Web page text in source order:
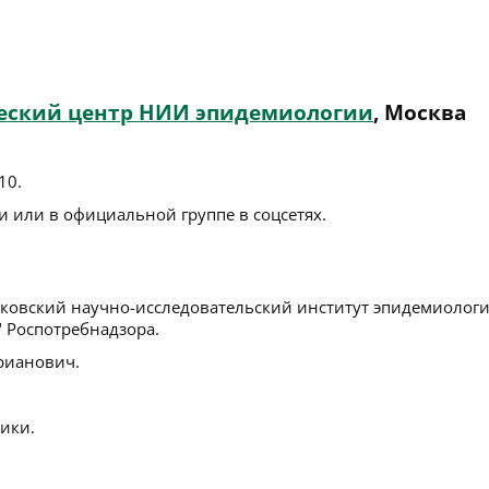
центр НИИ эпидемиологии, Москва
.
в официальной группе в соцсетях.
научно-исследовательский институт